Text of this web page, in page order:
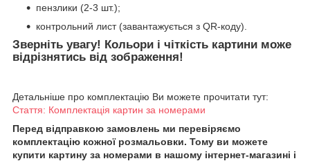
пензлики (2-3 шт.);
контрольний лист (завантажується з QR-коду).
Зверніть увагу! Кольори і чіткість картини може
відрізнятись від зображення!
Детальніше про комплектацію Ви можете прочитати тут:
Стаття: Комплектація картин за номерами
Перед відправкою замовлень ми перевіряємо
комплектацію кожної розмальовки. Тому ви можете
купити картину за номерами в нашому інтернет-магазині і